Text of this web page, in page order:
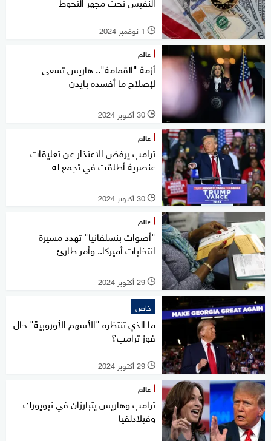
l 1 نوفمبر 2024
عالم
أزمة "القمامة".. هاريس تسعى
لإصلاح ما أفسده بايدن
l 30 أكتوبر 2024
عالم
ترامب يرفض الاعتذار عن تعليقات
عنصرية أطلقت في تجمع له
l 30 أكتوبر 2024
عالم
"أصوات بنسلفانيا" تهدد مسيرة
انتخابات أميركا.. وأمر طارئ
l 29 أكتوبر 2024
خاص
ما الذي تنتظره "الأسهم الأوروبية" حال
فوز ترامب؟
l 29 أكتوبر 2024
عالم
ترامب وهاريس يتبارزان في نيويورك
وفيلادلفيا